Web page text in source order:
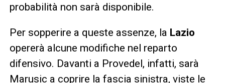
probabilità non sarà disponibile.
Per sopperire a queste assenze, la Lazio
opererà alcune modifiche nel reparto
difensivo. Davanti a Provedel, infatti, sarà
Marusic a coprire la fascia sinistra, viste le